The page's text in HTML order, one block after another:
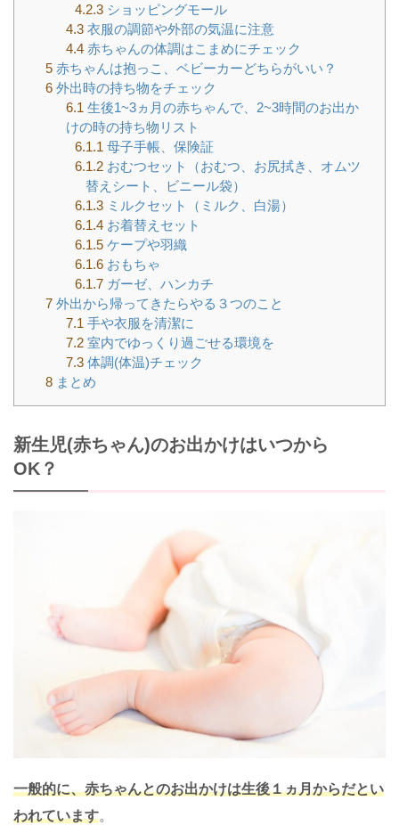
4.2.3 ショッピングモール
4.3衣服の調節や外部の気温に注意
4.4赤ちゃんの体調はこまめにチェック
5 赤ちゃんは抱っこ、ベビーカーどちらがいい？
6 外出時の持ち物をチェック
6.1 生後1~3ヵ月の赤ちゃんで、2~3時間のお出か
けの時の持ち物リスト
6.1.1 母子手帳、保険証
6.1.2 おむつセット（おむつ、お尻拭き、オムツ
替えシート、ビニール袋）
6.1.3 ミルクセット（ミルク、白湯）
6.1.4 お着替えセット
6.1.5 ケープや羽織
6.1.6 おもちゃ
6.1.7 ガーゼ、ハンカチ
7 外出から帰ってきたらやる３つのこと
7.1 手や衣服を清潔に
7.2室内でゆっくり過ごせる環境を
7.3体調(体温)チェック
8 まとめ
新生児(赤ちゃん)のお出かけはいつから
OK？
一般的に、赤ちゃんとのお出かけは生後１ヵ月からだとい
われています。